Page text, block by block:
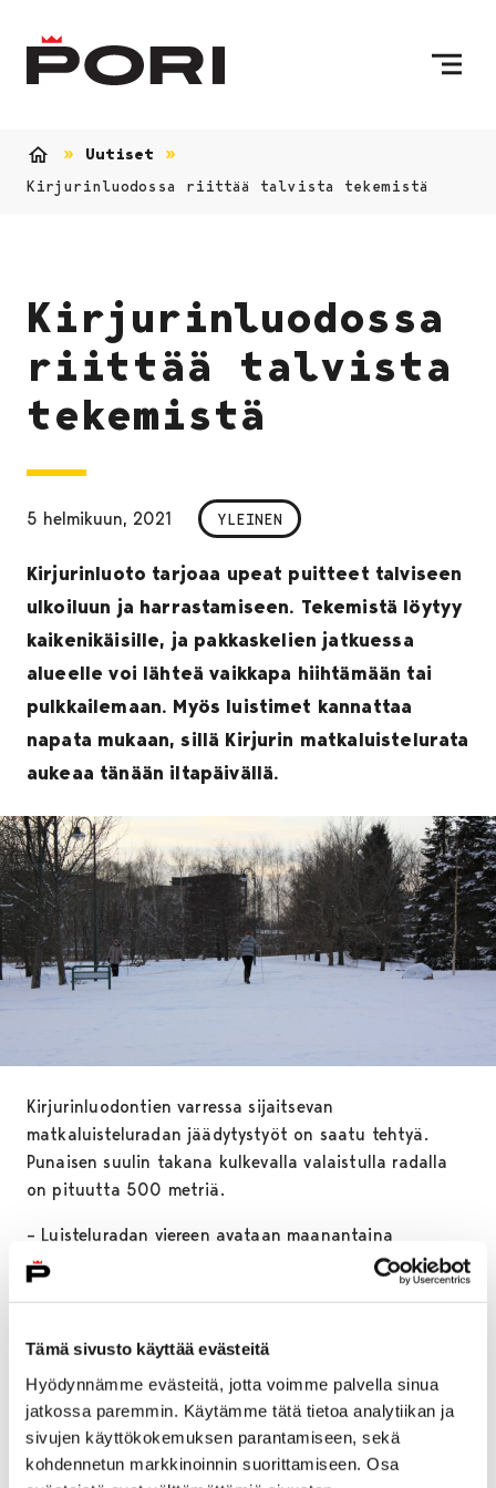
Tämä sivusto käyttää evästeitä
Hyödynnämme evästeitä, jotta voimme palvella sinua
jatkossa paremmin. Käytämme tätä tietoa analytiikan ja
sivujen käyttökokemuksen parantamiseen, sekä
kohdennetun markkinoinnin suorittamiseen. Osa
Uutiset
Kirjurinluodossa riittää talvista tekemistä
Kirjurinluodossa
riittää talvista
tekemistä
5 helmikuun, 2021 YLEINEN
Kirjurinluoto tarjoaa upeat puitteet talviseen
ulkoiluun ja harrastamiseen. Tekemistä löytyy
kaikenikäisille, ja pakkaskelien jatkuessa
alueelle voi lähteä vaikkapa hiihtämään tai
pulkkailemaan. Myös luistimet kannattaa
napata mukaan, sillä Kirjurin matkaluistelurata
aukeaa tänään iltapäivällä.
Kirjurinluodontien varressa sijaitsevan
matkaluisteluradan jäädytystyöt on saatu tehtyä.
Punaisen suulin takana kulkevalla valaistulla radalla
on pituutta 500 metriä.
– Luisteluradan viereen avataan maanantaina
nuotiopaikka, jonne voi ulkoilun lomassa istahtaa
nauttimaan eväshetkestä. Nuotiopaikalle tuodaan
penkkejä tuodaan radan varrelle lisää, kertoo
piiripuutarhuri
Esa Rouvali.
Luistelemaan pääsee myös Angry Birds -leikkialueen
vieressä sijaitsevalla puistojääkentällä. Samalta
suunnalta, aivan Pelle Hermannin leikkipuiston